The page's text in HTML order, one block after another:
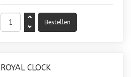
ROYAL CLOCK